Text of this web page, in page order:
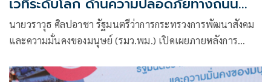
หวัง ให้มีส่วนร่วมจริง
นายวราวุธ ศิลปอาชา รัฐมนตรีว่าการกระทรวงการพัฒนาสังคม
และความมั่นคงของมนุษย์ (รมว.พม.) เปิดเผยภายหลังการ